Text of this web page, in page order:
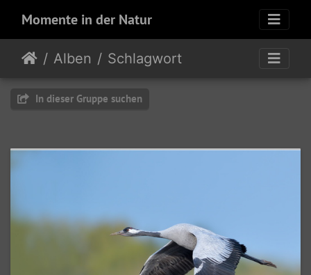
Momente in der Natur
Alben Schlagwort
In dieser Gruppe suchen